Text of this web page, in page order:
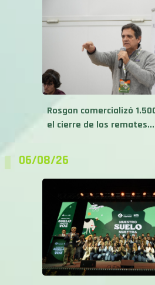
Rosgan comercializó
el cierre de los remates...
06/08/26